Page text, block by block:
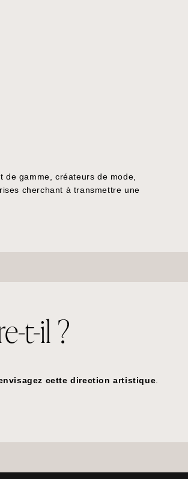
gamme, créateurs de mode,
cherchant à transmettre une
t-il ?
cette direction artistique